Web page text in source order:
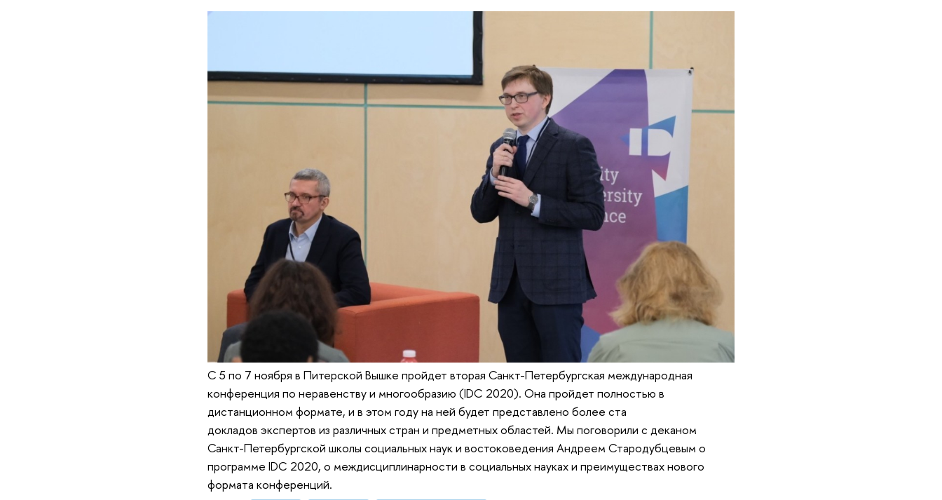
С 5 по 7 ноября в Питерской Вышке пройдет вторая Санкт-Петербургская международная
конференция по неравенству и многообразию (IDC 2020). Она пройдет полностью в
дистанционном формате, и в этом году на ней будет представлено более ста
докладов экспертов из различных стран и предметных областей. Мы поговорили с деканом
Санкт-Петербургской школы социальных наук и востоковедения Андреем Стародубцевым о
программе IDC 2020, о междисциплинарности в социальных науках и преимуществах нового
формата конференций.